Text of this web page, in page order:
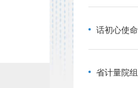
话初心使
省计量院